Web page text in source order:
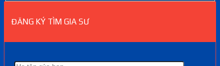
ĐĂNG KÝ TÌM GIA SƯ